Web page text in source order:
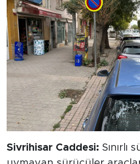
Sivrihisar Caddesi: Sınırlı